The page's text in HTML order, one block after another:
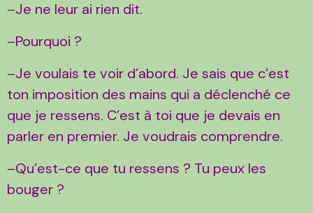
–Je ne leur ai rien dit.
–Pourquoi ?
–Je voulais te voir d’abord. Je sais que c’est
ton imposition des mains qui a déclenché ce
que je ressens. C’est à toi que je devais en
parler en premier. Je voudrais comprendre.
–Qu’est-ce que tu ressens ? Tu peux les
bouger ?